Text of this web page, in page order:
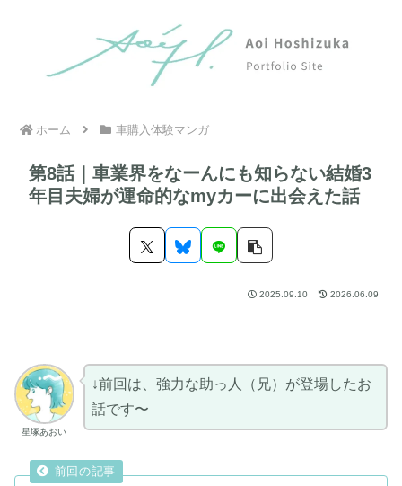
ホーム 車購入体験マンガ
第8話｜車業界をなーんにも知らない結婚3
年目夫婦が運命的なmyカーに出会えた話
2025.09.10 2026.06.09
星塚あおい
↓前回は、強力な助っ人（兄）が登場したお
話です〜